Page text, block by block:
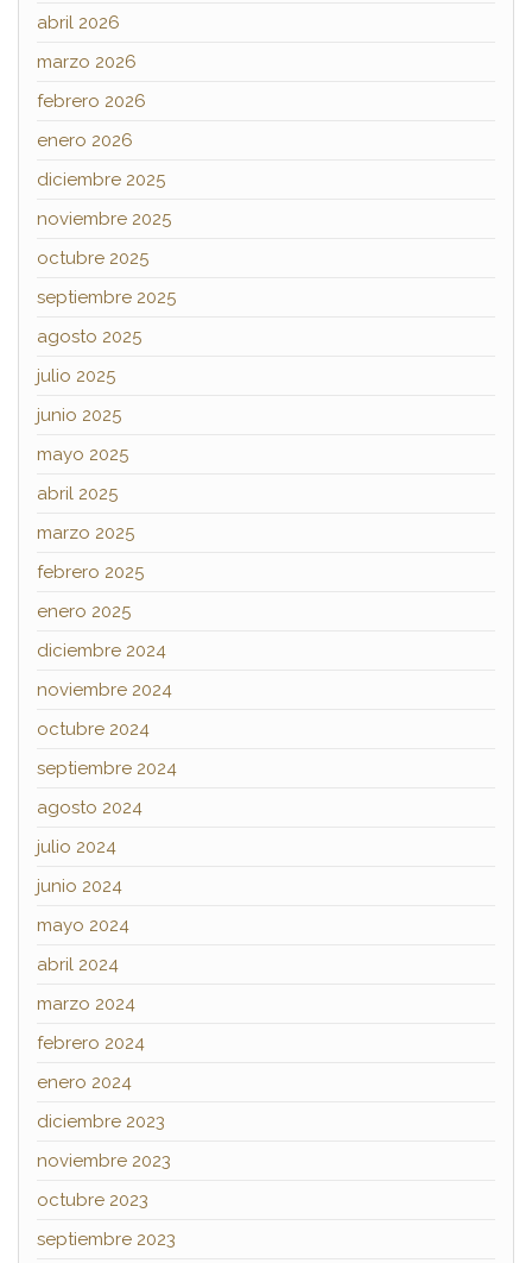
abril 2026
marzo 2026
febrero 2026
enero 2026
diciembre 2025
noviembre 2025
octubre 2025
septiembre 2025
agosto 2025
julio 2025
junio 2025
mayo 2025
abril 2025
marzo 2025
febrero 2025
enero 2025
diciembre 2024
noviembre 2024
octubre 2024
septiembre 2024
agosto 2024
julio 2024
junio 2024
mayo 2024
abril 2024
marzo 2024
febrero 2024
enero 2024
diciembre 2023
noviembre 2023
octubre 2023
septiembre 2023